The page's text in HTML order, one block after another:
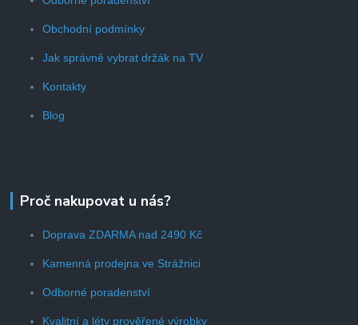
Obchodní podmínky
Jak správně vybrat držák na TV
Kontakty
Blog
Proč nakupovat u nás?
Doprava ZDARMA nad 2490 Kč
Kamenná prodejna ve Strážnici
Odborné poradenství
Kvalitní a léty prověřené výrobky